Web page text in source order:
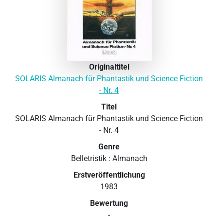
Originaltitel
SOLARIS Almanach für Phantastik und Science Fiction
- Nr. 4
Titel
SOLARIS Almanach für Phantastik und Science Fiction
- Nr. 4
Genre
Belletristik : Almanach
Erstveröffentlichung
1983
Bewertung
-